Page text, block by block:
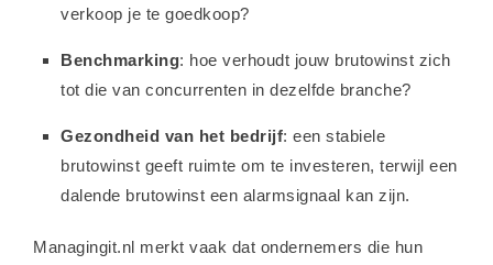
verkoop je te goedkoop?
Benchmarking: hoe verhoudt jouw brutowinst zich
tot die van concurrenten in dezelfde branche?
Gezondheid van het bedrijf: een stabiele
brutowinst geeft ruimte om te investeren, terwijl een
dalende brutowinst een alarmsignaal kan zijn.
Managingit.nl merkt vaak dat ondernemers die hun